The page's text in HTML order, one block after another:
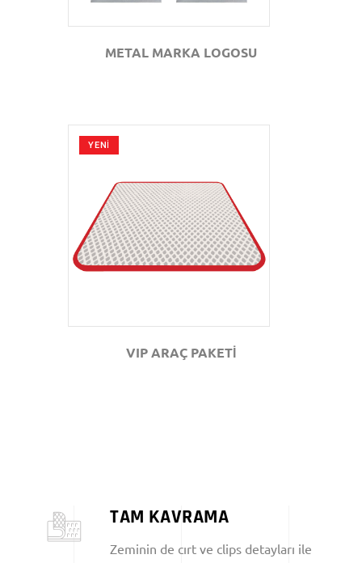
METAL MARKA LOGOSU
YENİ
GÖZAT
VIP ARAÇ PAKETİ
TAM KAVRAMA
Zeminin de cırt ve clips detayları ile